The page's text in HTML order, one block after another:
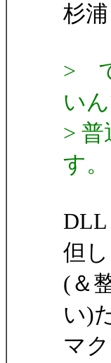
杉
>
い
>
す。
DLL
但
(＆
い)
マ